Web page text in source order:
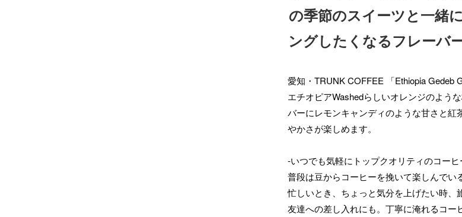
の季節のスイーツと一緒
ングしたくなるフレーバ
愛知・TRUNK COFFEE 「Ethiopia Gedeb
エチオピアWashedらしいオレンジのよう
バーにレモンキャンディのような甘さと紅
やかさが楽しめます。
-いつでも気軽にトップクオリティのコーヒ
普段は豆からコーヒーを挽いて楽しんでい
忙しいとき、ちょっと気分を上げたい時、
友達への差し入れにも。丁寧に淹れるコー